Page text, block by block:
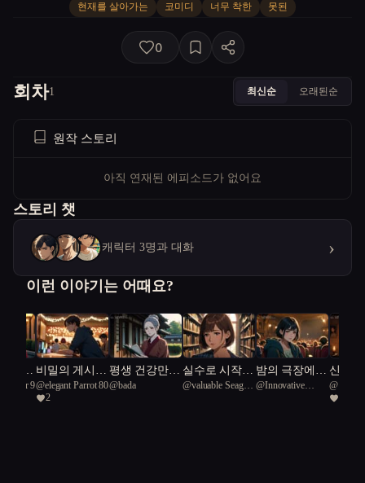
현재를 살아가는 코미디 너무 착한 못된
0
회차1 최신순 오래된순
원작 스토리
아직 연재된 에피소드가 없어요
스토리 챗
캐릭터 3명과 대화 ›
이런 이야기는 어때요?
로 가
9
비밀의 게시
판: 실종된 아
이돌을 찾아서
@elegant Parrot 80
2
평생 건강만
챙긴 할머니가
@bada
실수로 시작된
명절의 온도
@valuable Seagull
밤의 극장에
스며드는 그림
@Innovative
신도
연대기
@여봉